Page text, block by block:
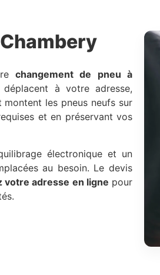
changement de pneu à
à votre adresse,
les pneus neufs sur
et en préservant vos
électronique et un
au besoin. Le devis
votre adresse en ligne pour